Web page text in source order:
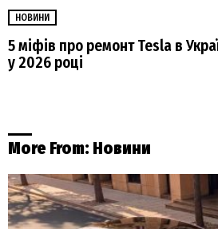
НОВИНИ
5 міфів про ремонт Tesla в
у 2026 році
More From: Новини